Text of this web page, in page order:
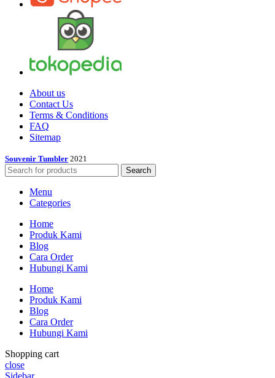
About us
Contact Us
Terms & Conditions
FAQ
Sitemap
Souvenir Tumbler 2021
Search
Menu
Categories
Home
Produk Kami
Blog
Cara Order
Hubungi Kami
Home
Produk Kami
Blog
Cara Order
Hubungi Kami
Shopping cart
close
Sidebar